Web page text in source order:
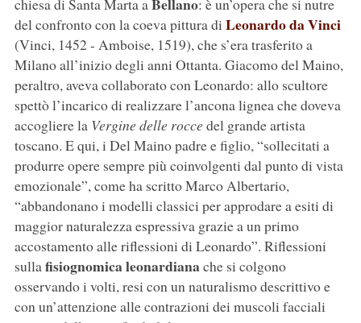
chiesa di Santa Marta aBellano: è un’opera che si nutre
del confronto con la coeva pittura di Leonardo da Vinci
(Vinci, 1452 - Amboise, 1519), che s’era trasferito a
Milano all’inizio degli anni Ottanta. Giacomo del Maino,
peraltro, aveva collaborato con Leonardo: allo scultore
spettò l’incarico di realizzare l’ancona lignea che doveva
accogliere la Vergine delle roccedel grande artista
toscano. E qui, i Del Maino padre e figlio, “sollecitati a
produrre opere sempre più coinvolgenti dal punto di vista
emozionale”, come ha scritto Marco Albertario,
“abbandonano i modelli classici per approdare a esiti di
maggior naturalezza espressiva grazie a un primo
accostamento alle riflessioni di Leonardo”. Riflessioni
sullafisiognomica leonardianache si colgono
osservando i volti, resi con un naturalismo descrittivo e
con un’attenzione alle contrazioni dei muscoli facciali